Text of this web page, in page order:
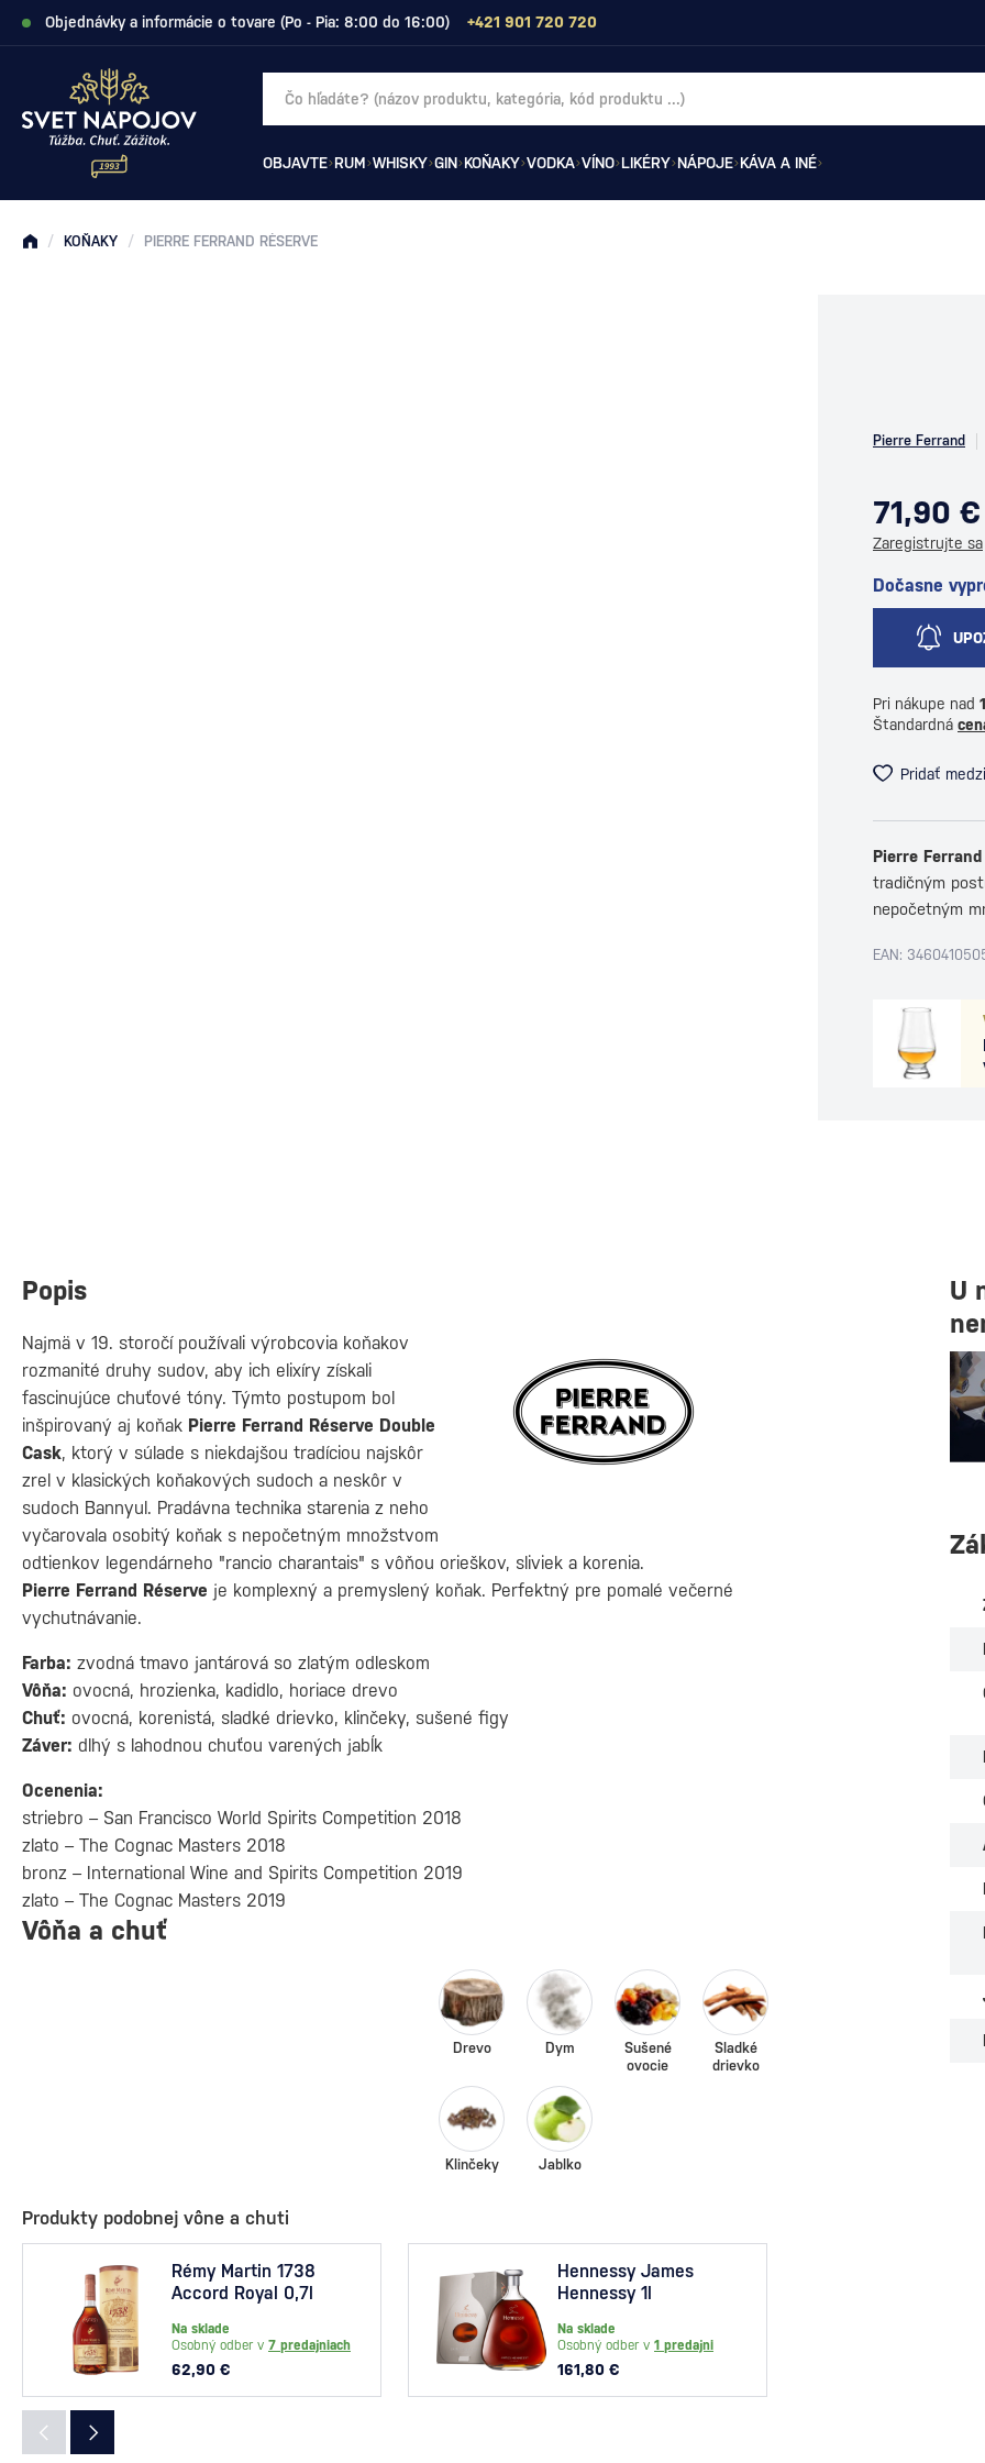
Objednávky a informácie o tovare (Po - Pia: 8:00 do 16:00) +421 901 720 720
OBJAVTE RUM WHISKY GIN KOŇAKY VODKA VÍNO LIKÉRY NÁPOJE KÁVA A INÉ
/ KOŇAKY / PIERRE FERRAND RÉSERVE
Pierre Ferrand
71,90 €
Zaregistrujte sa
Dočasne
Pri nákupe nad
Štandardná
Pridať
Pierre
tradičným
nepočetným
EAN:
Popis
Najmä v 19. storočí používali výrobcovia koňakov
rozmanité druhy sudov, aby ich elixíry získali
fascinujúce chuťové tóny. Týmto postupom bol
inšpirovaný aj koňak Pierre Ferrand Réserve Double
Cask, ktorý v súlade s niekdajšou tradíciou najskôr
zrel v klasických koňakových sudoch a neskôr v
sudoch Bannyul. Pradávna technika starenia z neho
vyčarovala osobitý koňak s nepočetným množstvom
odtienkov legendárneho "rancio charantais" s vôňou orieškov, sliviek a korenia.
Pierre Ferrand Réserve je komplexný a premyslený koňak. Perfektný pre pomalé večerné
vychutnávanie.
Farba: zvodná tmavo jantárová so zlatým odleskom
Vôňa: ovocná, hrozienka, kadidlo, horiace drevo
Chuť: ovocná, korenistá, sladké drievko, klinčeky, sušené figy
Záver: dlhý s lahodnou chuťou varených jabĺk
Ocenenia:
striebro – San Francisco World Spirits Competition 2018
zlato – The Cognac Masters 2018
bronz – International Wine and Spirits Competition 2019
zlato – The Cognac Masters 2019
Vôňa a chuť
Drevo Dym
Sušené
ovocie
Sladké
drievko
Klinčeky Jablko
Produkty podobnej vône a chuti
Rémy Martin 1738
Accord Royal 0,7l
Na sklade
Osobný odber v 7 predajniach
62,90 €
Hennessy James
Hennessy 1l
Na sklade
Osobný odber v 1 predajni
161,80 €
U